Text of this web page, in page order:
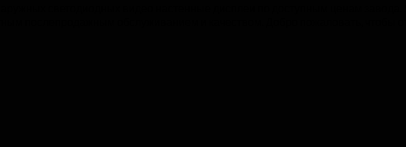
светодиодных видео настенные дисплеи по доступным ценам завода.